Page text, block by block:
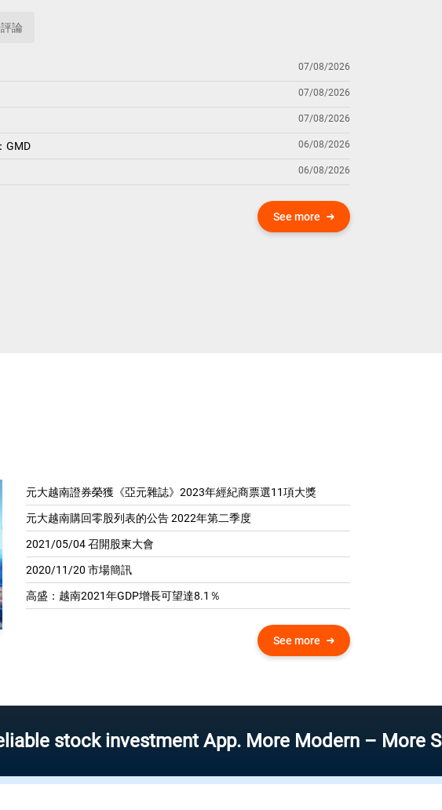
論
07/08/2026
07/08/2026
07/08/2026
GMD 06/08/2026
06/08/2026
See more
元大越南證券榮獲《亞元雜誌》2023年經紀商票選11項大獎
元大越南購回零股列表的公告 2022年第二季度
2021/05/04 召開股東大會
2020/11/20 市場簡訊
高盛：越南2021年GDP增​​長可望達8.1％
See more
investment App. More Modern – More Speed –